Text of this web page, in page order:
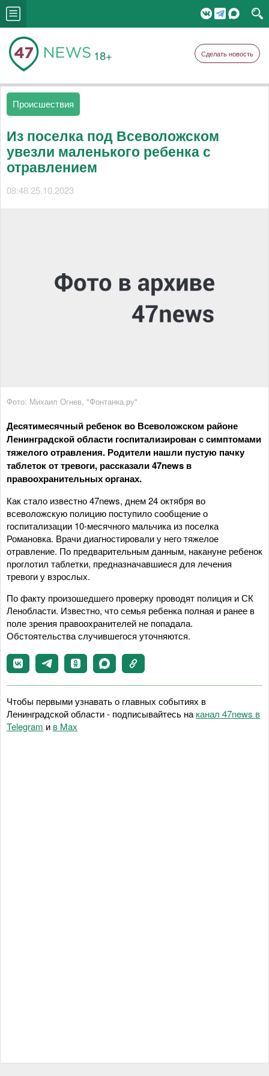
18+ Сделать новость
Происшествия
Из поселка под Всеволожском
увезли маленького ребенка с
отравлением
08:48 25.10.2023
Фото: Михаил Огнев, "Фонтанка.ру"
Десятимесячный ребенок во Всеволожском районе
Ленинградской области госпитализирован с симптомами
тяжелого отравления. Родители нашли пустую пачку
таблеток от тревоги, рассказали 47news в
правоохранительных органах.
Как стало известно 47news, днем 24 октября во
всеволожскую полицию поступило сообщение о
госпитализации 10-месячного мальчика из поселка
Романовка. Врачи диагностировали у него тяжелое
отравление. По предварительным данным, накануне ребенок
проглотил таблетки, предназначавшиеся для лечения
тревоги у взрослых.
По факту произошедшего проверку проводят полиция и СК
Ленобласти. Известно, что семья ребенка полная и ранее в
поле зрения правоохранителей не попадала.
Обстоятельства случившегося уточняются.
Чтобы первыми узнавать о главных событиях в
Ленинградской области - подписывайтесь на канал 47news в
Telegram и в Maх